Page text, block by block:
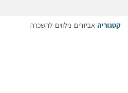
קטגוריה אביזרים נילווים להשכרה